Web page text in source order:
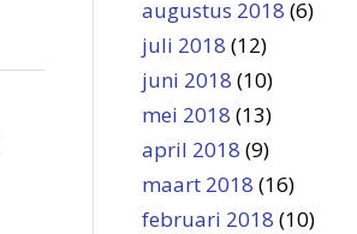
augustus 2018 (6)
juli 2018 (12)
juni 2018 (10)
mei 2018 (13)
april 2018 (9)
maart 2018 (16)
februari 2018 (10)